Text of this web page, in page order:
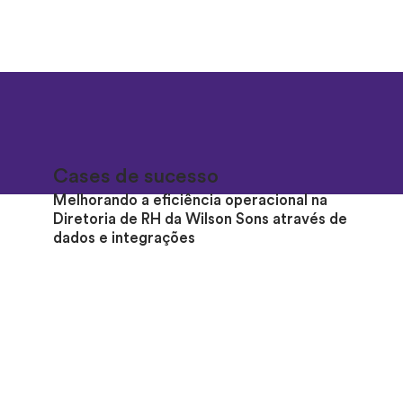
Cases de sucesso
Melhorando a eficiência operacional na
Diretoria de RH da Wilson Sons através de
dados e integrações